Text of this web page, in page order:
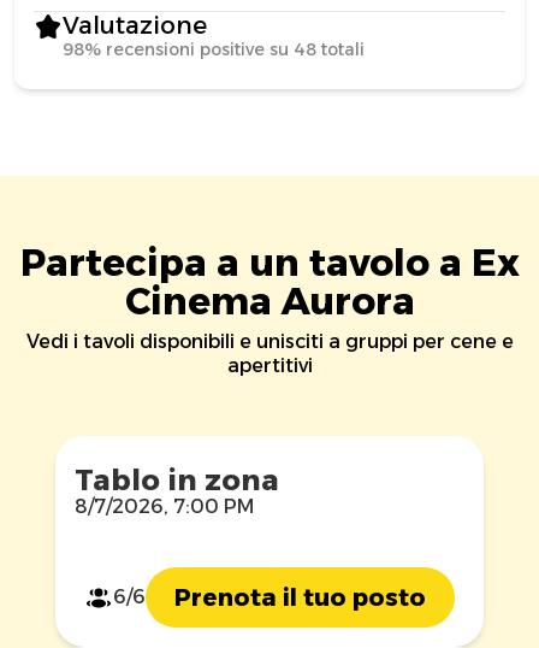
Valutazione
98% recensioni positive su 48 totali
Partecipa a un tavolo a Ex
Cinema Aurora
Vedi i tavoli disponibili e unisciti a gruppi per cene e
apertitivi
Tablo in zona
8/7/2026, 7:00 PM
6/6 Prenota il tuo posto